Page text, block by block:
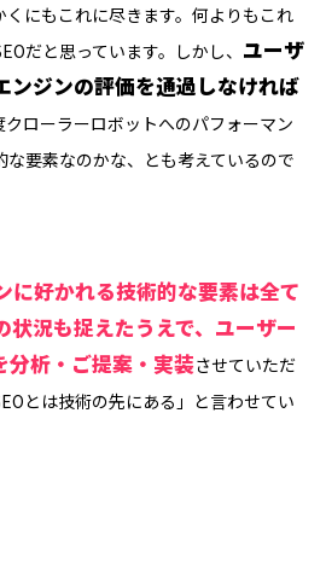
くにもこれに尽きます。何よりもこれ
だと思っています。しかし、 ユーザ
ンジンの評価を通過しなければ
ローラーロボットへのパフォーマン
な要素なのかな、とも考えているので
に好かれる技術的な要素は全て
状況も捉えたうえで、ユーザー
分析・ご提案・実装させていただ
とは技術の先にある」と言わせてい